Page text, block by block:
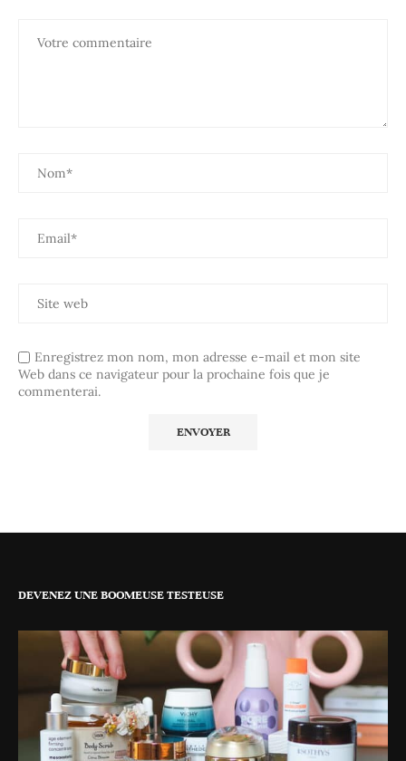
Enregistrez mon nom, mon adresse e-mail et mon site
Web dans ce navigateur pour la prochaine fois que je
commenterai.
DEVENEZ UNE BOOMEUSE TESTEUSE